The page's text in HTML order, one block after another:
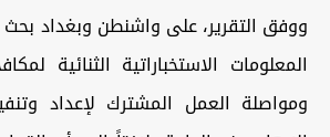
ووفق التقرير، على واشنطن وبغداد بحث
المعلومات الاستخباراتية الثنائية
ومواصلة العمل المشترك لإعداد